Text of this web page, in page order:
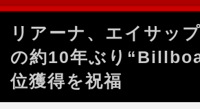
リアーナ、エイサッ
の約10年ぶり
位獲得を祝福